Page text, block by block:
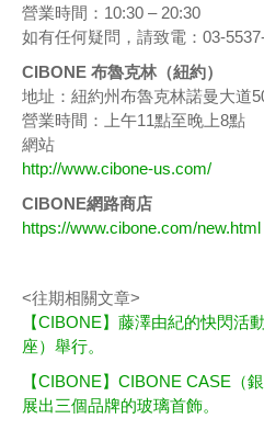
營業時間：10:30 – 20:30
如有任何疑問，請致電：03-
CIBONE 布魯克林（紐約）
地址：紐約州布魯克林諾曼大道
營業時間：上午11點至晚上8點
網站
http://www.cibone-us.com/
CIBONE網路商店
https://www.cibone.com/new.html
<往期相關文章>
【CIBONE】藤澤由紀的快閃活
座）舉行。
【CIBONE】CIBONE CASE（
展出三個品牌的玻璃首飾。